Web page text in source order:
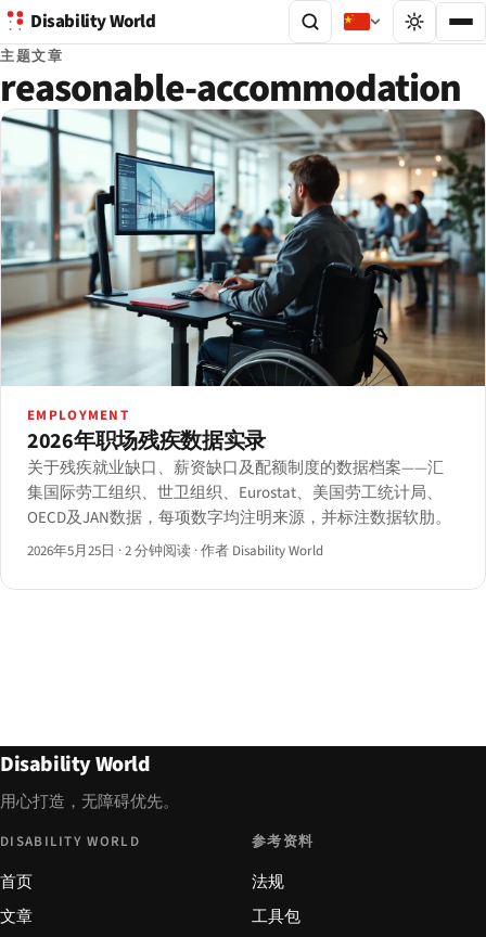
Disability World
主题文章
reasonable-accommodation
EMPLOYMENT
2026年职场残疾数据实录
关于残疾就业缺口、薪资缺口及配额制度的数据档案——汇
集国际劳工组织、世卫组织、Eurostat、美国劳工统计局、
OECD及JAN数据，每项数字均注明来源，并标注数据软肋。
2026年5月25日 ·2 分钟阅读 ·作者 Disability World
Disability World
用心打造，无障碍优先。
DISABILITY WORLD
首页
文章
参考资料
法规
工具包